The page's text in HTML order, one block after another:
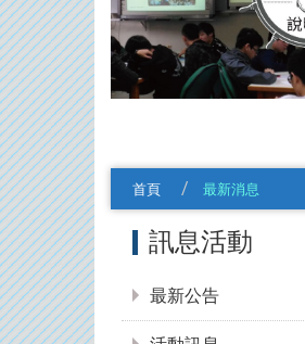
首頁 最新消息
訊息活動
最新公告